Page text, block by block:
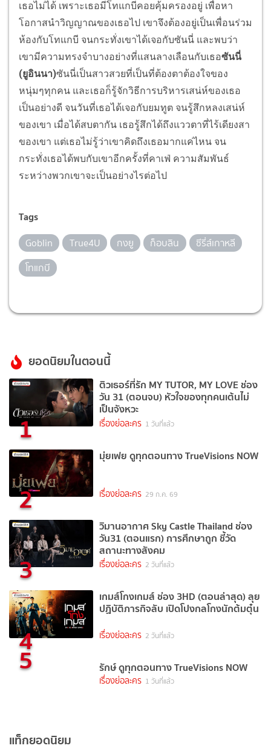
เธอไม่ได้ เพราะเธอมีโทแกบีคอยคุ้มครองอยู่ เพื่อหา
โอกาสนำวิญญาณของเธอไป เขาจึงต้องอยู่เป็นเพื่อนร่วม
ห้องกับโทแกบี จนกระทั่งเขาได้เจอกับซันนี่ และพบว่า
เขามีความทรงจำบางอย่างที่แสนลางเลือนกับเธอซันนี่
(ยูอินนา)ซันนี่เป็นสาวสวยที่เป็นที่ต้องตาต้องใจของ
หนุ่มๆทุกคน และเธอก็รู้จักวิธีการบริหารเสน่ห์ของเธอ
เป็นอย่างดี จนวันที่เธอได้เจอกับยมทูต จนรู้สึกหลงเสน่ห์
ของเขา เมื่อได้สบตากัน เธอรู้สึกได้ถึงแววตาที่ไร้เดียงสา
ของเขา แต่เธอไม่รู้ว่าเขาคิดถึงเธอมากแค่ไหน จน
กระทั่งเธอได้พบกับเขาอีกครั้งที่คาเฟ่ ความสัมพันธ์
ระหว่างพวกเขาจะเป็นอย่างไรต่อไป
Tags
Goblin True4U กงยู ก็อบลิน
ซีรี่ส์เกาหลี
โทแกบี
ยอดนิยมในตอนนี้
1
ติวเธอร์ที่รัก MY TUTOR, MY LOVE ช่อง
วัน 31 (ตอนจบ) หัวใจของทุกคนเต้นไม่
เป็นจังหวะ
เรื่องย่อละคร 1 วันที่แล้ว
2
มุ่ยเฟย ดูทุกตอนทาง TrueVisions NOW
เรื่องย่อละคร 29 ก.ค. 69
3
วิมานอากาศ Sky Castle Thailand ช่อง
วัน31 (ตอนแรก) การศึกษาถูก ชี้วัด
สถานะทางสังคม
เรื่องย่อละคร 2 วันที่แล้ว
4
เกมส์โกงเกมส์ ช่อง 3HD (ตอนล่าสุด) ลุย
ปฏิบัติภารกิจลับ เปิดโปงกลโกงนักต้มตุ๋น
เรื่องย่อละคร 2 วันที่แล้ว
5 รักษ์ ดูทุกตอนทาง TrueVisions NOW
เรื่องย่อละคร 1 วันที่แล้ว
แท็กยอดนิยม